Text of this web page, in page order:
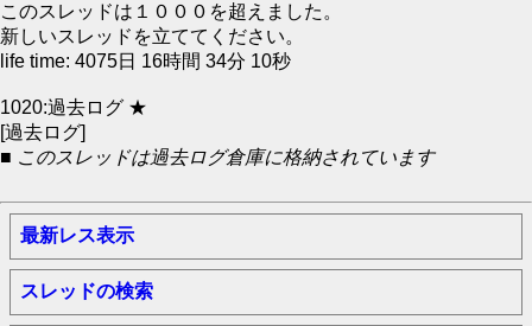
このスレッドは１０００を超えました。
新しいスレッドを立ててください。
life time: 4075日 16時間 34分 10秒
1020:過去ログ ★
[過去ログ]
■ このスレッドは過去ログ倉庫に格納されています
最新レス表示
スレッドの検索